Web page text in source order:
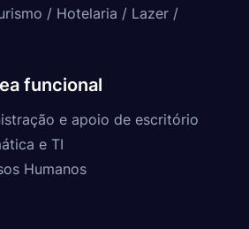
/ Hotelaria / Lazer /
funcional
e apoio de escritório
e TI
Humanos